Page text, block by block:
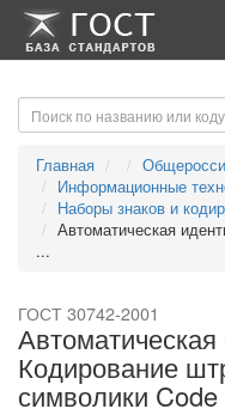
-->-->
Главная
Информационные
Наборы знаков и
Автоматическая
...
ГОСТ 30742-2001
Кодирование
символики